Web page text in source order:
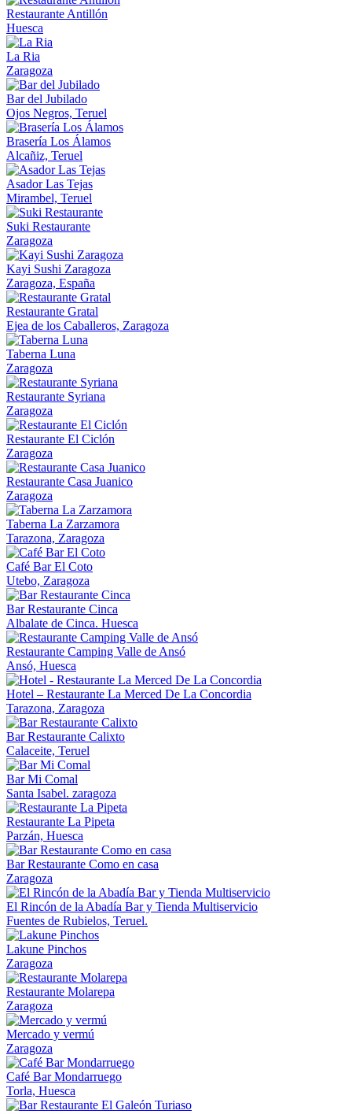
Restaurante Antillón
Huesca
La Ria
Zaragoza
Bar del Jubilado
Ojos Negros, Teruel
Brasería Los Álamos
Alcañiz, Teruel
Asador Las Tejas
Mirambel, Teruel
Suki Restaurante
Zaragoza
Kayi Sushi Zaragoza
Zaragoza, España
Restaurante Gratal
Ejea de los Caballeros, Zaragoza
Taberna Luna
Zaragoza
Restaurante Syriana
Zaragoza
Restaurante El Ciclón
Zaragoza
Restaurante Casa Juanico
Zaragoza
Taberna La Zarzamora
Tarazona, Zaragoza
Café Bar El Coto
Utebo, Zaragoza
Bar Restaurante Cinca
Albalate de Cinca. Huesca
Restaurante Camping Valle de Ansó
Ansó, Huesca
Hotel – Restaurante La Merced De La Concordia
Tarazona, Zaragoza
Bar Restaurante Calixto
Calaceite, Teruel
Bar Mi Comal
Santa Isabel. zaragoza
Restaurante La Pipeta
Parzán, Huesca
Bar Restaurante Como en casa
Zaragoza
El Rincón de la Abadía Bar y Tienda Multiservicio
Fuentes de Rubielos, Teruel.
Lakune Pinchos
Zaragoza
Restaurante Molarepa
Zaragoza
Mercado y vermú
Zaragoza
Café Bar Mondarruego
Torla, Huesca